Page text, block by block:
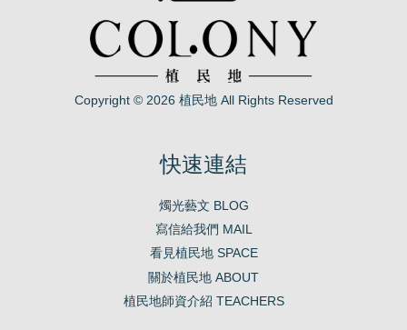
Copyright © 2026 植民地 All Rights Reserved
快速連結
燭光藝文 BLOG
寫信給我們 MAIL
看見植民地 SPACE
關於植民地 ABOUT
植民地師資介紹 TEACHERS